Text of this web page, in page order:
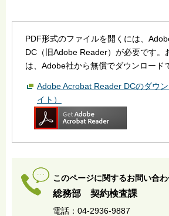
PDF形式のファイルを開くには、
DC（旧Adobe Reader）が必要です。
は、Adobe社から無償でダウンロード
Adobe Acrobat Reader DCのダウ
イト）
このページに関するお問い合
総務部 契約検査課
電話：04-2936-9887